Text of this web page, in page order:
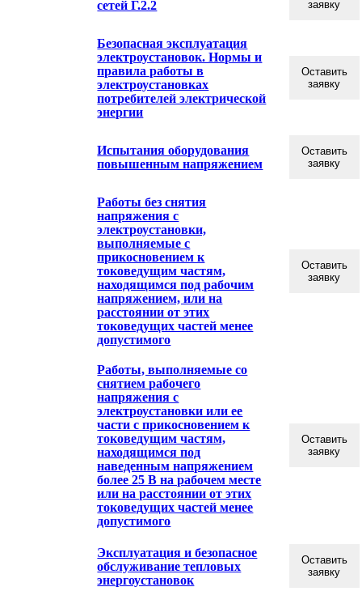
сетей Г.2.2
заявку
Безопасная эксплуатация
электроустановок. Нормы и
правила работы в
электроустановках
потребителей электрической
энергии
Оставить
заявку
Испытания оборудования
повышенным напряжением
Оставить
заявку
Работы без снятия
напряжения с
электроустановки,
выполняемые с
прикосновением к
токоведущим частям,
находящимся под рабочим
напряжением, или на
расстоянии от этих
токоведущих частей менее
допустимого
Оставить
заявку
Работы, выполняемые со
снятием рабочего
напряжения с
электроустановки или ее
части с прикосновением к
токоведущим частям,
находящимся под
наведенным напряжением
более 25 В на рабочем месте
или на расстоянии от этих
токоведущих частей менее
допустимого
Оставить
заявку
Эксплуатация и безопасное
обслуживание тепловых
энергоустановок
Оставить
заявку